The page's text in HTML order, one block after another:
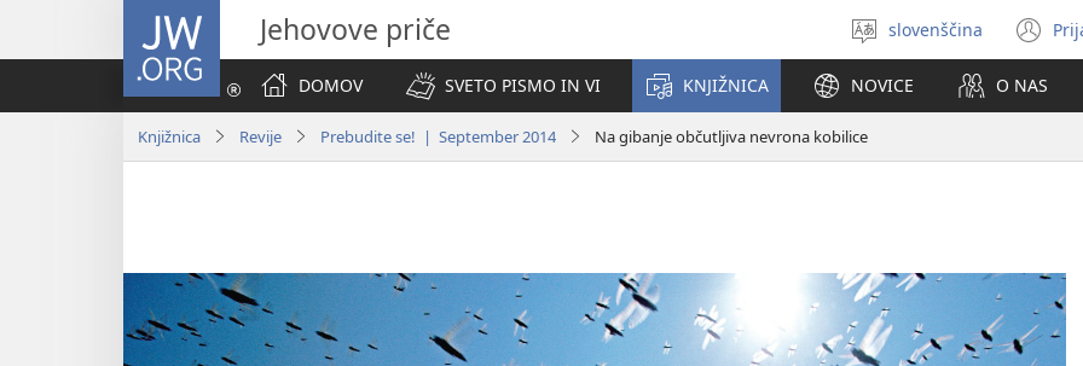
JW.ORG Jehovove priče
Izberite
jezik
slovenščina
DOMOV
SVETO PISMO IN VI KNJIŽNICA NOVICE O NAS
Knjižnica Revije Prebudite se! | September 2014 Na gibanje občutljiva nevrona kobilice